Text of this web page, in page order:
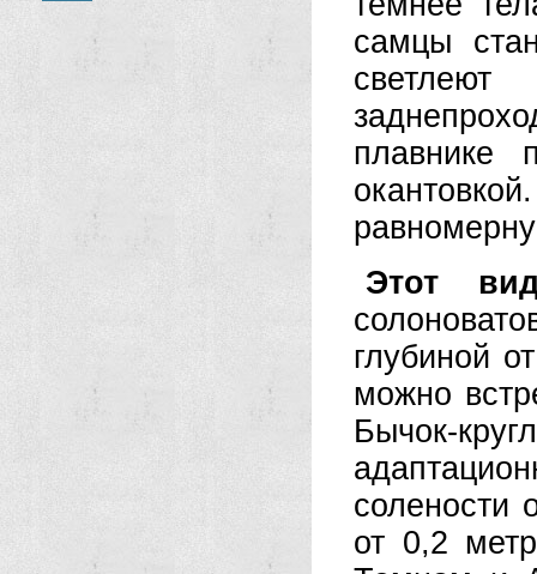
самцы
плавнике
Этот
глубиной
можно
Бычок-
солености
от 0,2